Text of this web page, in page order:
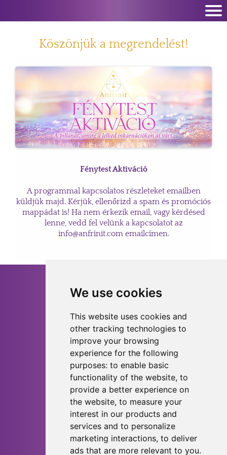
We use cookies
This website uses cookies and
other tracking technologies to
improve your browsing
experience for the following
purposes: to enable basic
functionality of the website, to
provide a better experience on
the website, to measure your
interest in our products and
services and to personalize
marketing interactions, to deliver
ads that are more relevant to you.
Köszönjük a megrendelést!
Fénytest Aktiváció
A programmal kapcsolatos részleteket emailben
küldjük majd. Kérjük, ellenőrizd a spam és promóciós
mappádat is! Ha nem érkezik email, vagy kérdésed
lenne, vedd fel velünk a kapcsolatot az
info@anfrinit.com emailcímen.
TÁJÉKOZTATÓK
ANFRINIT
Home
PROGRAMOK
Fénytest Aktiváció